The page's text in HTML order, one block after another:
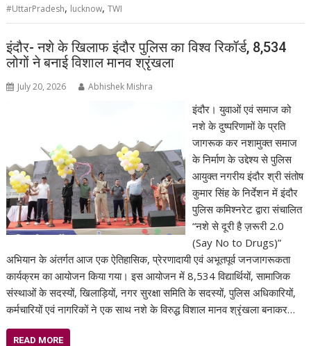
#UttarPradesh, lucknow,TWI
इंदौर- नशे के खिलाफ इंदौर पुलिस का विश्व रिकॉर्ड, 8,534
लोगों ने बनाई विशाल मानव श्रृंखला
July 20, 2026 Abhishek Mishra
इंदौर। युवाओं एवं समाज को
नशे के दुष्परिणामों के प्रति
जागरूक कर नशामुक्त समाज
के निर्माण के उद्देश्य से पुलिस
आयुक्त नगरीय इंदौर श्री संतोष
कुमार सिंह के निर्देशन में इंदौर
पुलिस कमिश्नरेट द्वारा संचालित
“नशे से दूरी है ज़रूरी 2.0
(Say No to Drugs)”
अभियान के अंतर्गत आज एक ऐतिहासिक, प्रेरणादायी एवं अभूतपूर्व जनजागरूकता
कार्यक्रम का आयोजन किया गया। इस आयोजन में 8,534 विद्यार्थियों, सामाजिक
संस्थाओं के सदस्यों, खिलाड़ियों, नगर सुरक्षा समिति के सदस्यों, पुलिस अधिकारियों,
कर्मचारियों एवं नागरिकों ने एक साथ नशे के विरुद्ध विशाल मानव श्रृंखला बनाकर…
READ MORE